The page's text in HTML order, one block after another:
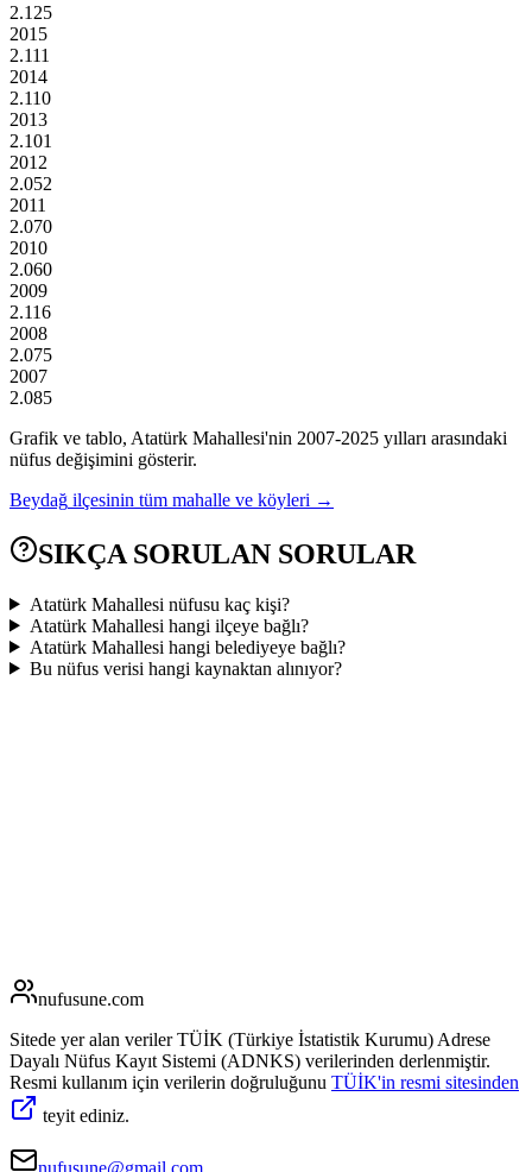
2.125
2015
2.111
2014
2.110
2013
2.101
2012
2.052
2011
2.070
2010
2.060
2009
2.116
2008
2.075
2007
2.085
Grafik ve tablo, Atatürk Mahallesi'nin 2007-2025 yılları arasındaki
nüfus değişimini gösterir.
Beydağ ilçesinin tüm mahalle ve köyleri →
SIKÇA SORULAN SORULAR
Atatürk Mahallesi nüfusu kaç kişi?
Atatürk Mahallesi hangi ilçeye bağlı?
Atatürk Mahallesi hangi belediyeye bağlı?
Bu nüfus verisi hangi kaynaktan alınıyor?
nufusune.com
Sitede yer alan veriler TÜİK (Türkiye İstatistik Kurumu) Adrese
Dayalı Nüfus Kayıt Sistemi (ADNKS) verilerinden derlenmiştir.
Resmi kullanım için verilerin doğruluğunu TÜİK'in resmi sitesinden
teyit ediniz.
nufusune@gmail.com